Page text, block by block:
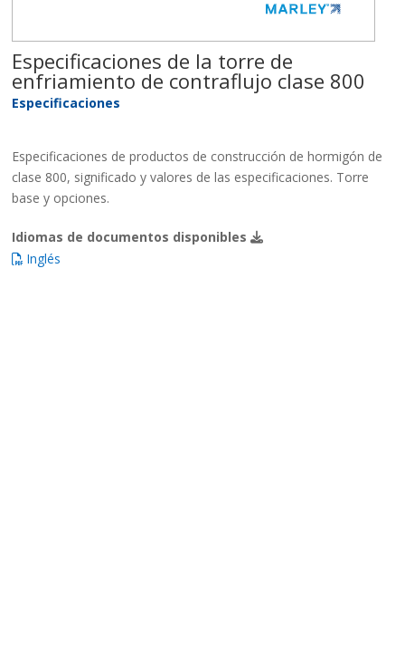
Especificaciones de la torre de
enfriamiento de contraflujo clase 800
Especificaciones
Especificaciones de productos de construcción de hormigón de
clase 800, significado y valores de las especificaciones. Torre
base y opciones.
Idiomas de documentos disponibles
Inglés